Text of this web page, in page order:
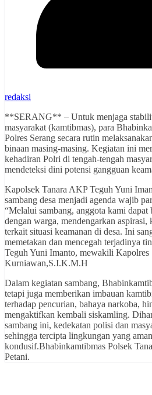
redaksi
**SERANG** – Untuk menjaga
masyarakat (kamtibmas), para
Polres Serang secara rutin
binaan masing-masing. Kegiatan ini
kehadiran Polri di tengah-tengah
mendeteksi dini potensi gangguan
Kapolsek Tanara AKP Teguh Yuni
sambang desa menjadi agenda wajib
“Melalui sambang, anggota kami dapat
dengan warga, mendengarkan
terkait situasi keamanan di desa. Ini
memetakan dan mencegah terjadinya
Teguh Yuni Imanto, mewakili
Kurniawan,S.I.K.M.H
Dalam kegiatan sambang,
tetapi juga memberikan imbauan
terhadap pencurian, bahaya narkoba,
mengaktifkan kembali siskamling.
sambang ini, kedekatan polisi dan
sehingga tercipta lingkungan yang
kondusif.Bhabinkamtibmas Polsek
Petani.